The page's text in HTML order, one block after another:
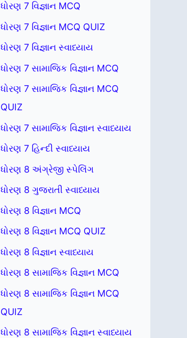
ધોરણ 7 વિજ્ઞાન MCQ
ધોરણ 7 વિજ્ઞાન MCQ QUIZ
ધોરણ 7 વિજ્ઞાન સ્વાધ્યાય
ધોરણ 7 સામાજિક વિજ્ઞાન MCQ
ધોરણ 7 સામાજિક વિજ્ઞાન MCQ
QUIZ
ધોરણ 7 સામાજિક વિજ્ઞાન સ્વાધ્યાય
ધોરણ 7 હિન્દી સ્વાધ્યાય
ધોરણ 8 અંગ્રેજી સ્પેલિંગ
ધોરણ 8 ગુજરાતી સ્વાધ્યાય
ધોરણ 8 વિજ્ઞાન MCQ
ધોરણ 8 વિજ્ઞાન MCQ QUIZ
ધોરણ 8 વિજ્ઞાન સ્વાધ્યાય
ધોરણ 8 સામાજિક વિજ્ઞાન MCQ
ધોરણ 8 સામાજિક વિજ્ઞાન MCQ
QUIZ
ધોરણ 8 સામાજિક વિજ્ઞાન સ્વાધ્યાય